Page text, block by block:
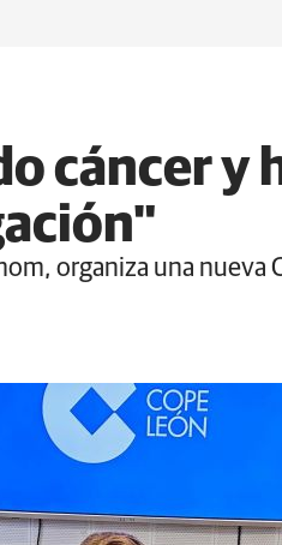
cáncer y
organiza una nueva